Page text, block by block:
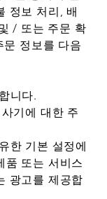
정보 처리, 배
/ 또는 주문 확
문 정보를 다음
니다.
기에 대한 주
한 기본 설정에
품 또는 서비스
광고를 제공합